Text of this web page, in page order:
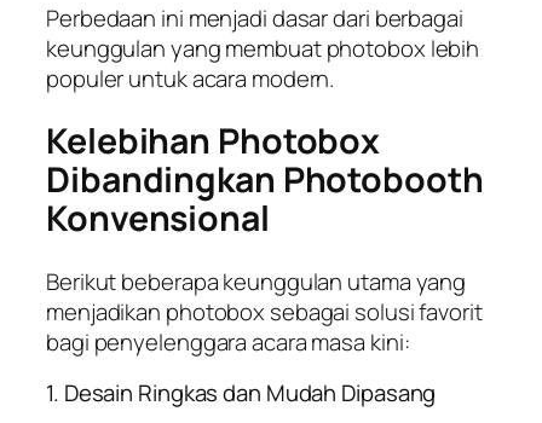
Perbedaan ini menjadi dasar dari berbagai
keunggulan yang membuat photobox lebih
populer untuk acara modern.
Kelebihan Photobox
Dibandingkan Photobooth
Konvensional
Berikut beberapa keunggulan utama yang
menjadikan photobox sebagai solusi favorit
bagi penyelenggara acara masa kini:
1. Desain Ringkas dan Mudah Dipasang